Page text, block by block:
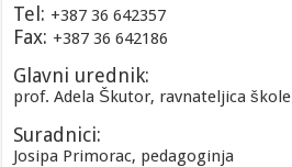
Tel: +387 36 642357
Fax: +387 36 642186
Glavni urednik:
prof. Adela Škutor, ravnateljica škole
Suradnici:
Josipa Primorac, pedagoginja